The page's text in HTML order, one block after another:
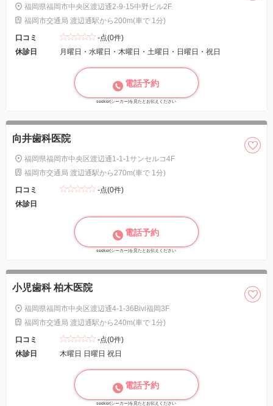
福岡県福岡市中央区渡辺通2-9-15中野ビル2F
福岡市交通局 渡辺通駅から200m(車で 1分)
口コミ
-点(0件)
休診日
月曜日・水曜日・木曜日・土曜日・日曜日・祝日
電話予約
seeker(シーカー)を見たとお伝えください
向井歯科医院
福岡県福岡市中央区渡辺通1-1-1サンセルコ4F
福岡市交通局 渡辺通駅から270m(車で 1分)
口コミ
-点(0件)
休診日
電話予約
seeker(シーカー)を見たとお伝えください
小児歯科 柏木医院
福岡県福岡市中央区渡辺通4-1-36Bivi福岡3F
福岡市交通局 渡辺通駅から240m(車で 1分)
口コミ
-点(0件)
休診日
木曜日 日曜日 祝日
電話予約
seeker(シーカー)を見たとお伝えください